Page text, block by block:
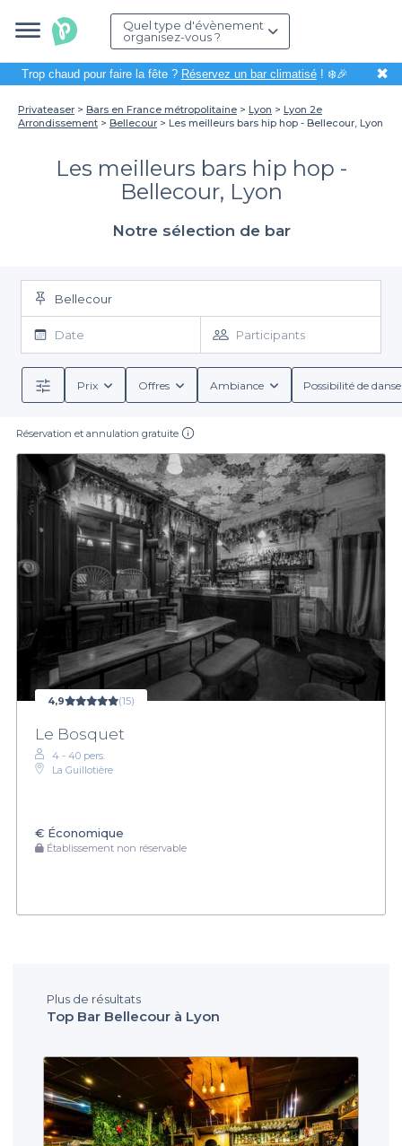
Quel type d'évènement
organisez-vous ?
Trop chaud pour faire la fête ? Réservez un bar climatisé! ❄️🎉 ✖
Privateaser Bars en France métropolitaine Lyon
Lyon 2e
Arrondissement
Bellecour Les meilleurs bars hip hop - Bellecour, Lyon
Les meilleurs bars hip hop -
Bellecour, Lyon
Notre sélection de bar
Bellecour
Date Participants
Prix Offres Ambiance Possibilité de
Réservation et annulation gratuite
4,9 (15)
Le Bosquet
4 - 40 pers.
La Guillotière
€ Économique
Établissement non réservable
Plus de résultats
Top Bar Bellecour à Lyon